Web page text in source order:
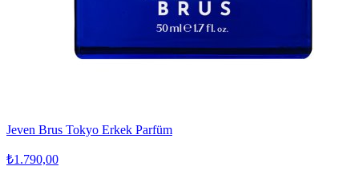
Jeven Brus Tokyo Erkek Parfüm
₺1.790,00